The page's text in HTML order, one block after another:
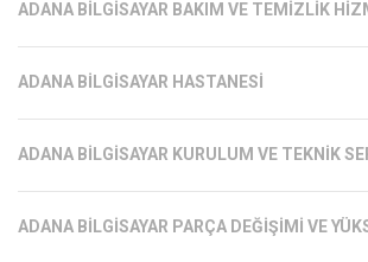
ADANA BILGISAYAR BAKIM VE TEMIZLIK
ADANA BILGISAYAR HASTANESI
ADANA BILGISAYAR KURULUM VE TEKNIK
ADANA BILGISAYAR PARÇA DEĞIŞIMI VE